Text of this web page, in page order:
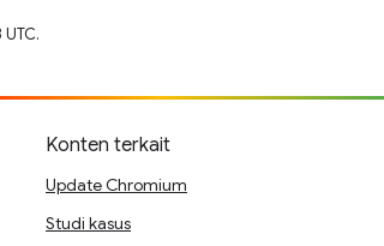
Konten terkait
Update Chromium
Studi kasus